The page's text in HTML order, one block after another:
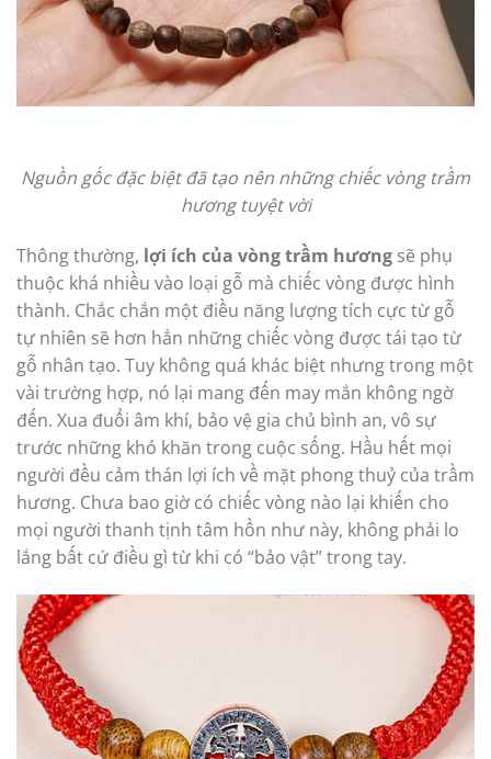
Nguồn gốc đặc biệt đã tạo nên những chiếc vòng trầm
hương tuyệt vời
Thông thường, lợi ích của vòng trầm hương sẽ phụ
thuộc khá nhiều vào loại gỗ mà chiếc vòng được hình
thành. Chắc chắn một điều năng lượng tích cực từ gỗ
tự nhiên sẽ hơn hẳn những chiếc vòng được tái tạo từ
gỗ nhân tạo. Tuy không quá khác biệt nhưng trong một
vài trường hợp, nó lại mang đến may mắn không ngờ
đến. Xua đuổi âm khí, bảo vệ gia chủ bình an, vô sự
trước những khó khăn trong cuộc sống. Hầu hết mọi
người đều cảm thán lợi ích về mặt phong thuỷ của trầm
hương. Chưa bao giờ có chiếc vòng nào lại khiến cho
mọi người thanh tịnh tâm hồn như này, không phải lo
lắng bất cứ điều gì từ khi có “bảo vật” trong tay.